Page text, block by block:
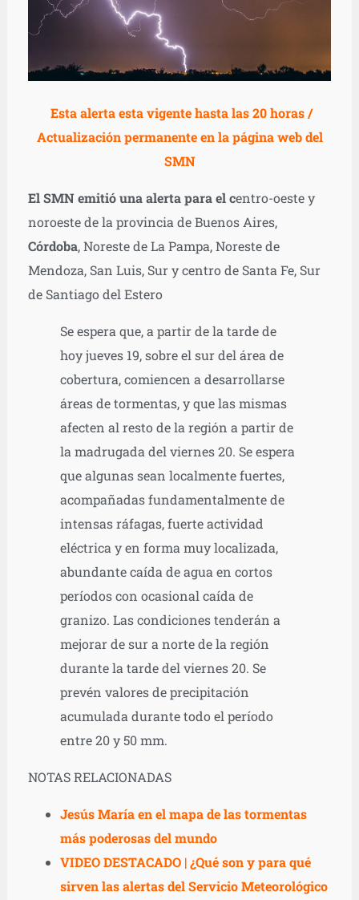
Esta alerta esta vigente hasta las 20 horas /
Actualización permanente en la página web del
SMN
El SMN emitió una alerta para el centro-oeste y
noroeste de la provincia de Buenos Aires,
Córdoba, Noreste de La Pampa, Noreste de
Mendoza, San Luis, Sur y centro de Santa Fe, Sur
de Santiago del Estero
Se espera que, a partir de la tarde de
hoy jueves 19, sobre el sur del área de
cobertura, comiencen a desarrollarse
áreas de tormentas, y que las mismas
afecten al resto de la región a partir de
la madrugada del viernes 20. Se espera
que algunas sean localmente fuertes,
acompañadas fundamentalmente de
intensas ráfagas, fuerte actividad
eléctrica y en forma muy localizada,
abundante caída de agua en cortos
períodos con ocasional caída de
granizo. Las condiciones tenderán a
mejorar de sur a norte de la región
durante la tarde del viernes 20. Se
prevén valores de precipitación
acumulada durante todo el período
entre 20 y 50 mm.
NOTAS RELACIONADAS
Jesús María en el mapa de las tormentas
más poderosas del mundo
VIDEO DESTACADO | ¿Qué son y para qué
sirven las alertas del Servicio Meteorológico